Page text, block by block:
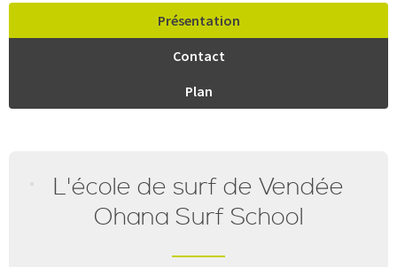
Présentation
Contact
Plan
L'école de surf de Vendée
Ohana Surf School